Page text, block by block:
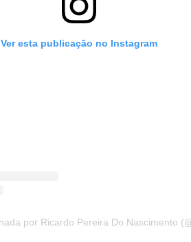
Ver esta publicação no Instagram